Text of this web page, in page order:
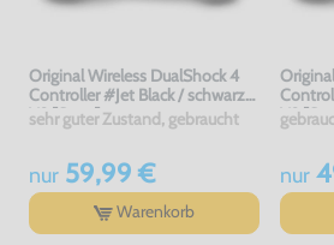
Original Wireless DualShock 4
Controller #Jet Black / schwarz
V2 [Sony]
sehr guter Zustand, gebraucht
nur59,99 €
Warenkorb
V2
nur